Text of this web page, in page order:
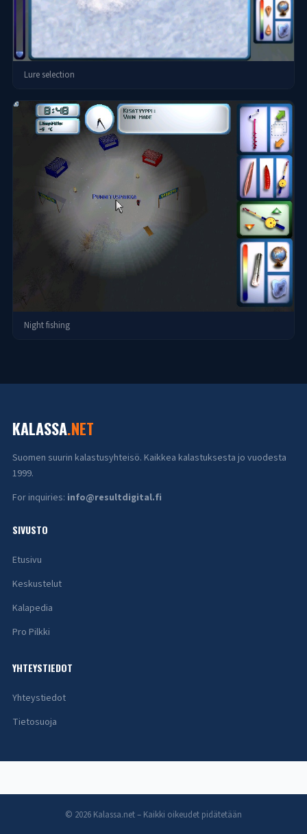
Lure selection
Night fishing
KALASSA.NET
Suomen suurin kalastusyhteisö. Kaikkea kalastuksesta jo vuodesta
1999.
For inquiries: info@resultdigital.fi
SIVUSTO
Etusivu
Keskustelut
Kalapedia
Pro Pilkki
YHTEYSTIEDOT
Yhteystiedot
Tietosuoja
© 2026 Kalassa.net – Kaikki oikeudet pidätetään